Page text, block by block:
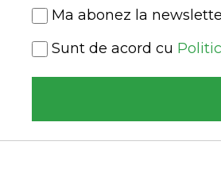
Newsletter
Ma abonez la
Consent
Sunt de acord cu